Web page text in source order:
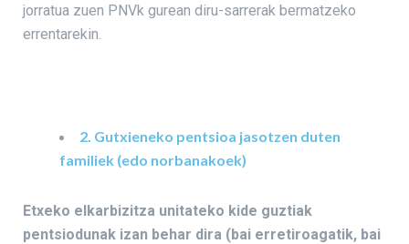
jorratua zuen PNVk gurean diru-sarrerak bermatzeko
errentarekin.
2. Gutxieneko pentsioa jasotzen duten
familiek (edo norbanakoek)
Etxeko elkarbizitza unitateko kide guztiak
pentsiodunak izan behar dira (bai erretiroagatik, bai